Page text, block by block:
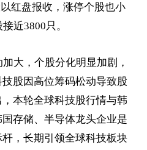
红盘报收，涨停个股也小
近3800只。
大，个股分化明显加剧，
股因高位筹码松动导致股
本轮全球科技股行情与韩
存储、半导体龙头企业是
，长期引领全球科技板块